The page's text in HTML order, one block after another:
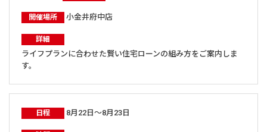
開催場所 小金井府中店
詳細
ライフプランに合わせた賢い住宅ローンの組み方をご案内しま
す。
日程 8月22日～8月23日